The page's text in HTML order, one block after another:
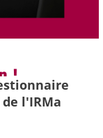
l'IRMa